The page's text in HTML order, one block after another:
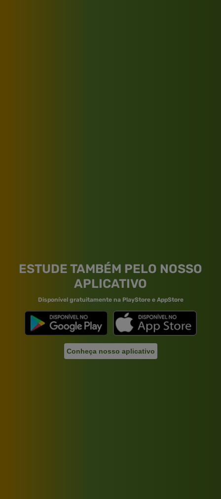
ESTUDE TAMBÉM PELO NOSSO
APLICATIVO
Disponível gratuitamente na PlayStore e AppStore
Conheça nosso aplicativo